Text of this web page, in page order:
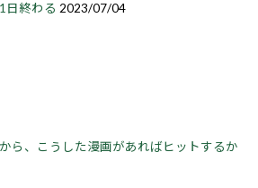
日終わる 2023/07/04
ら、こうした漫画があればヒットするか